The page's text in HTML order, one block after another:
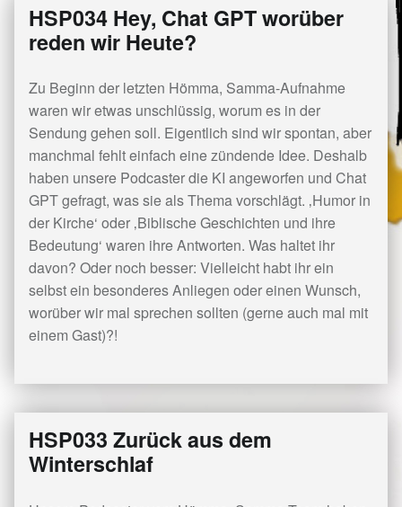
HSP034 Hey, Chat GPT worüber
reden wir Heute?
Zu Beginn der letzten Hömma, Samma-Aufnahme
waren wir etwas unschlüssig, worum es in der
Sendung gehen soll. Eigentlich sind wir spontan, aber
manchmal fehlt einfach eine zündende Idee. Deshalb
haben unsere Podcaster die KI angeworfen und Chat
GPT gefragt, was sie als Thema vorschlägt. ‚Humor in
der Kirche‘ oder ‚Biblische Geschichten und ihre
Bedeutung‘ waren ihre Antworten. Was haltet ihr
davon? Oder noch besser: Vielleicht habt ihr ein
selbst ein besonderes Anliegen oder einen Wunsch,
worüber wir mal sprechen sollten (gerne auch mal mit
einem Gast)?!
HSP033 Zurück aus dem
Winterschlaf